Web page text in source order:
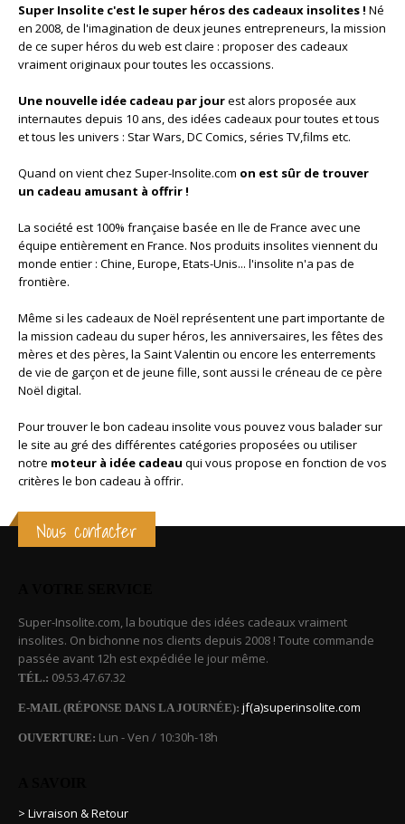
Super Insolite c'est le super héros des cadeaux insolites ! Né
en 2008, de l'imagination de deux jeunes entrepreneurs, la mission
de ce super héros du web est claire : proposer des cadeaux
vraiment originaux pour toutes les occassions.
Une nouvelle idée cadeau par jourest alors proposée aux
internautes depuis 10 ans, des idées cadeaux pour toutes et tous
et tous les univers : Star Wars, DC Comics, séries TV,films etc.
Quand on vient chez Super-Insolite.com on est sûr de trouver
un cadeau amusant à offrir !
La société est 100% française basée en Ile de France avec une
équipe entièrement en France. Nos produits insolites viennent du
monde entier : Chine, Europe, Etats-Unis... l'insolite n'a pas de
frontière.
Même si les cadeaux de Noël représentent une part importante de
la mission cadeau du super héros, les anniversaires, les fêtes des
mères et des pères, la Saint Valentin ou encore les enterrements
de vie de garçon et de jeune fille, sont aussi le créneau de ce père
Noël digital.
Pour trouver le bon cadeau insolite vous pouvez vous balader sur
le site au gré des différentes catégories proposées ou utiliser
notre moteur à idée cadeau qui vous propose en fonction de vos
critères le bon cadeau à offrir.
Nous contacter
Super-Insolite.com, la boutique des idées cadeaux vraiment
insolites. On bichonne nos clients depuis 2008 ! Toute commande
passée avant 12h est expédiée le jour même.
TÉL.: 09.53.47.67.32
E-MAIL (RÉPONSE DANS LA JOURNÉE): jf(a)superinsolite.com
OUVERTURE: Lun - Ven / 10:30h-18h
> Livraison & Retour